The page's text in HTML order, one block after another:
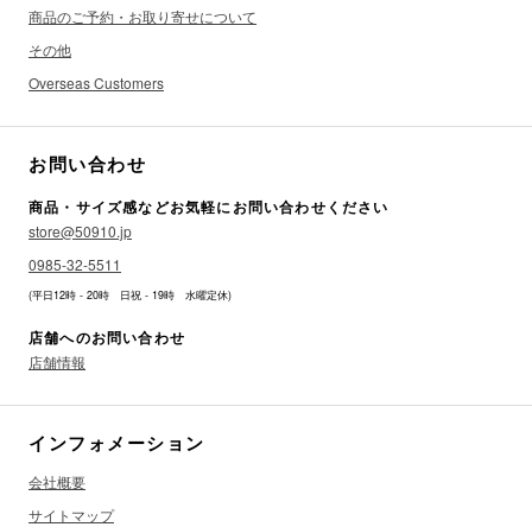
商品のご予約・お取り寄せについて
その他
Overseas Customers
お問い合わせ
商品・サイズ感などお気軽にお問い合わせください
store@50910.jp
0985-32-5511
(平日12時 - 20時 日祝 - 19時 水曜定休)
店舗へのお問い合わせ
店舗情報
インフォメーション
会社概要
サイトマップ